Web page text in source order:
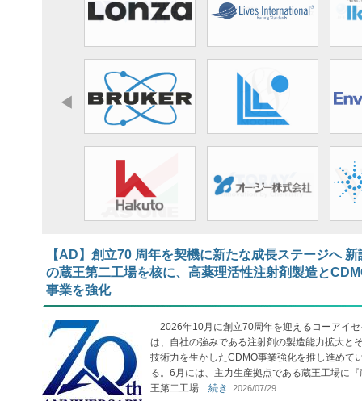
【AD】​​​​​​​創立70 周年を契機に新たな成長ステージへ 新
の蔵王第二工場を核に、高薬理活性注射剤製造と
事業を強化
2026年10月に創立70周年を迎えるコーアイセ
は、自社の強みである注射剤の製造能力拡大と
技術力を生かしたCDMO事業強化を推し進めて
る。6月には、主力生産拠点である蔵王工場に『
王第二工場 ...続き 2026/07/29